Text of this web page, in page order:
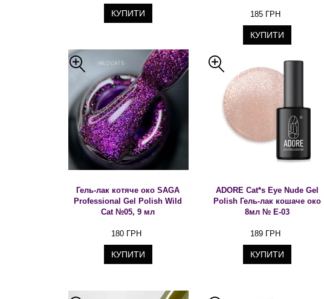
КУПИТИ 185 ГРН
КУПИТИ
Гель-лак котяче око SAGA
Professional Gel Polish Wild
Cat №05, 9 мл
180 ГРН
КУПИТИ
ADORE Cat*s Eye Nude Gel
Polish Гель-лак кошаче око
8мл № E-03
189 ГРН
КУПИТИ